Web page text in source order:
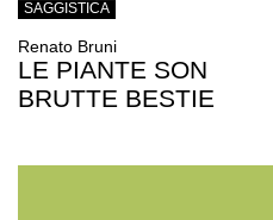
SAGGISTICA
Renato Bruni
LE PIANTE SON
BRUTTE BESTIE